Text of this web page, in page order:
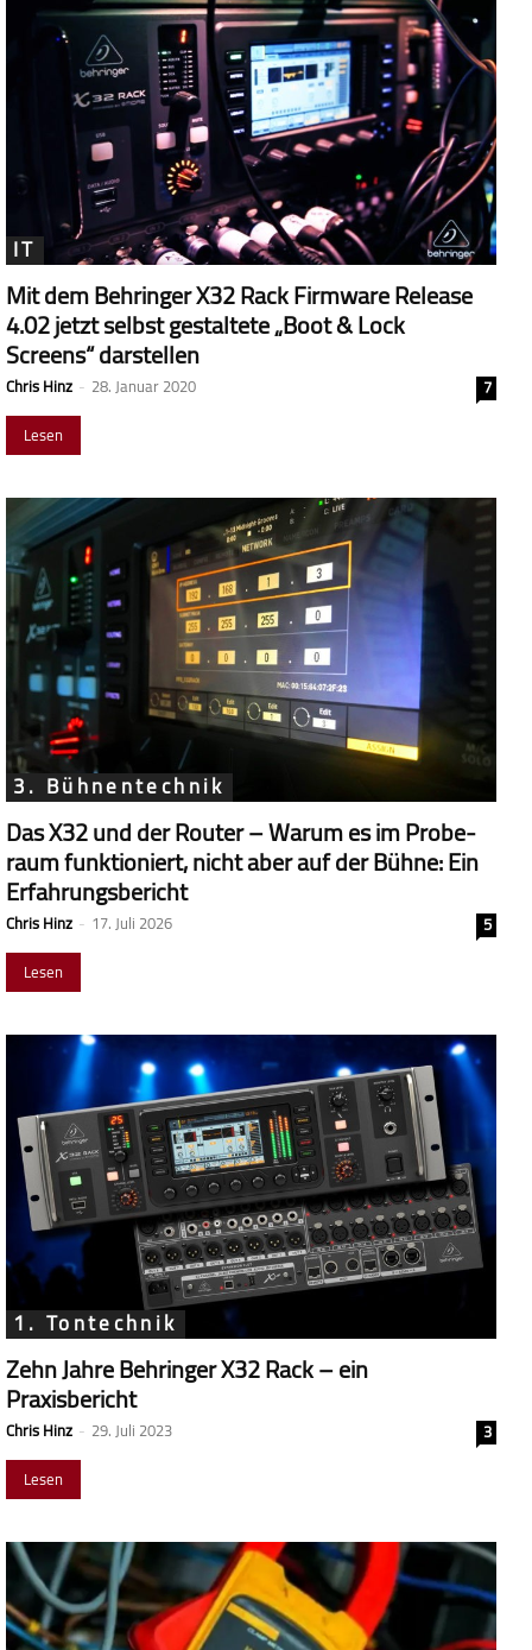
IT
Mit dem Behringer X32 Rack Firmware Release
4.02 jetzt selbst gestaltete „Boot & Lock
Screens“ darstellen
Chris Hinz - 28. Januar 2020
7
Lesen
3. Bühnentechnik
Das X32 und der Router – Warum es im Probe­
raum funk­tio­niert, nicht aber auf der Bühne: Ein
Erfahrungsbericht
Chris Hinz - 17. Juli 2026
5
Lesen
1. Tontechnik
Zehn Jahre Behringer X32 Rack – ein
Praxisbericht
Chris Hinz - 29. Juli 2023
3
Lesen